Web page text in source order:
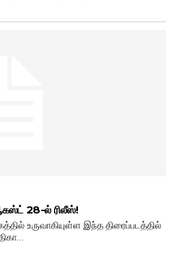
28-ல் ரிலீஸ்!
உருவாகியுள்ள இந்த திரைப்படத்தில்